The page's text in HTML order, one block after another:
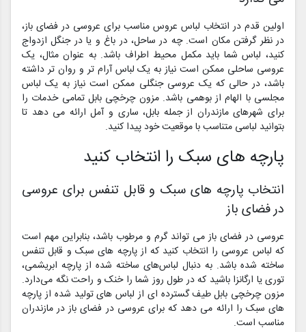
اولین قدم در انتخاب لباس عروس مناسب برای عروسی در فضای باز،
در نظر گرفتن مکان است. چه در ساحل، در باغ و یا در جنگل ازدواج
کنید، لباس شما باید مکمل محیط اطراف باشد. به عنوان مثال، یک
عروسی ساحلی ممکن است نیاز به یک لباس آرام تر و روان تر داشته
باشد، در حالی که یک عروسی جنگلی ممکن است نیاز به یک لباس
مجلسی با الهام از بوهمی باشد. مزون چرخچی بابل تمامی خدمات را
برای شهرهای مازندران از جمله بابل، ساری و آمل ارائه می دهد تا
بتوانید لباسی متناسب با موقعیت خود پیدا کنید.
پارچه های سبک را انتخاب کنید
انتخاب پارچه های سبک و قابل تنفس برای عروسی
در فضای باز
عروسی در فضای باز می تواند گرم و مرطوب باشد، بنابراین مهم است
که لباس عروسی را انتخاب کنید که از پارچه های سبک و قابل تنفس
ساخته شده باشد. به دنبال لباس‌های ساخته شده از پارچه ابریشمی،
توری یا ارگانزا باشید که در طول روز شما را خنک و راحت نگه می‌دارد.
مزون چرخچی بابل طیف گسترده ای از لباس های تولید شده از پارچه
های سبک را ارائه می دهد که برای عروسی در فضای باز در مازندران
مناسب است.